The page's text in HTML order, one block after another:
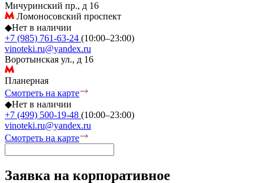
Мичуринский пр., д 16
Ломоносовский проспект
◆Нет в наличии
+7 (985) 761-63-24 (10:00–23:00)
vinoteki.ru@yandex.ru
Воротынская ул., д 16
Планерная
Смотреть на карте
◆Нет в наличии
+7 (499) 500-19-48 (10:00–23:00)
vinoteki.ru@yandex.ru
Смотреть на карте
Заявка на корпоративное